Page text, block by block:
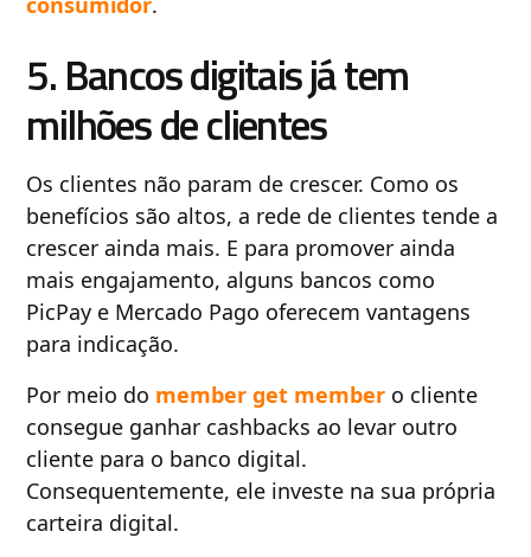
5. Bancos digitais já tem
milhões de clientes
Os clientes não param de crescer. Como os
benefícios são altos, a rede de clientes tende a
crescer ainda mais. E para promover ainda
mais engajamento, alguns bancos como
PicPay e Mercado Pago oferecem vantagens
para indicação.
Por meio do member get member o cliente
consegue ganhar cashbacks ao levar outro
cliente para o banco digital.
Consequentemente, ele investe na sua própria
carteira digital.